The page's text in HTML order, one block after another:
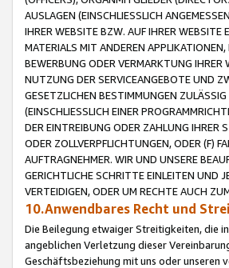
AUSLAGEN (EINSCHLIESSLICH
IHRER WEBSITE BZW. AUF IHRER WEBSITE
MATERIALS MIT ANDEREN
BEWERBUNG ODER VERMARKTUNG IHRER
NUTZUNG DER SERVICEANGEBOTE UND
GESETZLICHEN BESTIMMUNGEN
(EINSCHLIESSLICH EINER
DER EINTREIBUNG ODER ZAHLUNG IHRER
ODER ZOLLVERPFLICHTUNGEN, ODER (F)
AUFTRAGNEHMER. WIR UND UNSERE
GERICHTLICHE SCHRITTE EINLEITEN UND
VERTEIDIGEN, ODER UM RECHTE AUCH
10.Anwendbares Recht und
Die Beilegung etwaiger Streitigkeiten, die
angeblichen Verletzung dieser
Geschäftsbeziehung mit uns oder unseren